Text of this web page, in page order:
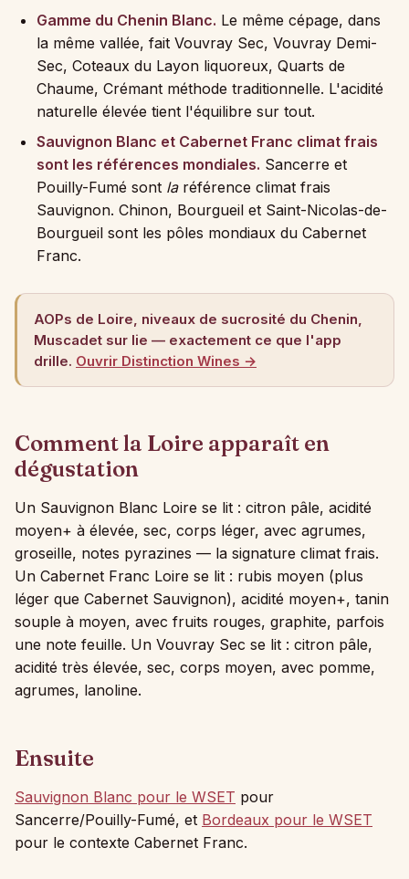
Gamme du Chenin Blanc. Le même cépage, dans
la même vallée, fait Vouvray Sec, Vouvray Demi-
Sec, Coteaux du Layon liquoreux, Quarts de
Chaume, Crémant méthode traditionnelle. L'acidité
naturelle élevée tient l'équilibre sur tout.
Sauvignon Blanc et Cabernet Franc climat frais
sont les références mondiales. Sancerre et
Pouilly-Fumé sont laréférence climat frais
Sauvignon. Chinon, Bourgueil et Saint-Nicolas-de-
Bourgueil sont les pôles mondiaux du Cabernet
Franc.
AOPs de Loire, niveaux de sucrosité du Chenin,
Muscadet sur lie — exactement ce que l'app
drille. Ouvrir Distinction Wines →
Comment la Loire apparaît en
dégustation
Un Sauvignon Blanc Loire se lit : citron pâle, acidité
moyen+ à élevée, sec, corps léger, avec agrumes,
groseille, notes pyrazines — la signature climat frais.
Un Cabernet Franc Loire se lit : rubis moyen (plus
léger que Cabernet Sauvignon), acidité moyen+, tanin
souple à moyen, avec fruits rouges, graphite, parfois
une note feuille. Un Vouvray Sec se lit : citron pâle,
acidité très élevée, sec, corps moyen, avec pomme,
agrumes, lanoline.
Ensuite
Sauvignon Blanc pour le WSET pour
Sancerre/Pouilly-Fumé, et Bordeaux pour le WSET
pour le contexte Cabernet Franc.